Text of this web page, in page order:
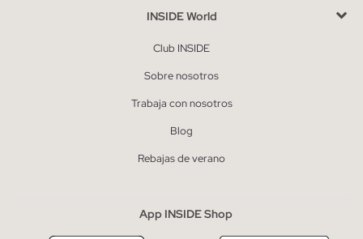
INSIDE World
Club INSIDE
Sobre nosotros
Trabaja con nosotros
Blog
Rebajas de verano
App INSIDE Shop